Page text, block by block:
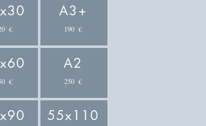
€
€
A3+
190 €
A2
250 €
55x110